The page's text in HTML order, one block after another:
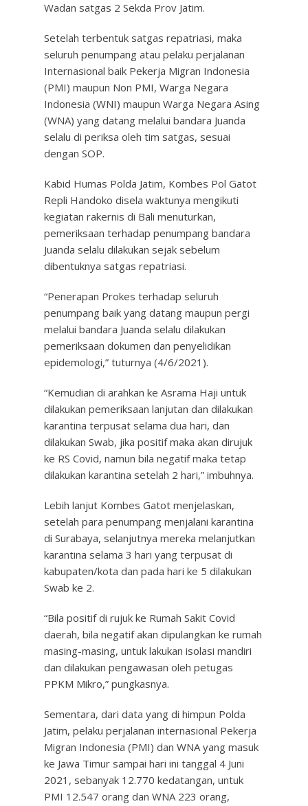
Wadan satgas 2 Sekda Prov Jatim.
Setelah terbentuk satgas repatriasi, maka
seluruh penumpang atau pelaku perjalanan
Internasional baik Pekerja Migran Indonesia
(PMI) maupun Non PMI, Warga Negara
Indonesia (WNI) maupun Warga Negara Asing
(WNA) yang datang melalui bandara Juanda
selalu di periksa oleh tim satgas, sesuai
dengan SOP.
Kabid Humas Polda Jatim, Kombes Pol Gatot
Repli Handoko disela waktunya mengikuti
kegiatan rakernis di Bali menuturkan,
pemeriksaan terhadap penumpang bandara
Juanda selalu dilakukan sejak sebelum
dibentuknya satgas repatriasi.
“Penerapan Prokes terhadap seluruh
penumpang baik yang datang maupun pergi
melalui bandara Juanda selalu dilakukan
pemeriksaan dokumen dan penyelidikan
epidemologi,” tuturnya (4/6/2021).
“Kemudian di arahkan ke Asrama Haji untuk
dilakukan pemeriksaan lanjutan dan dilakukan
karantina terpusat selama dua hari, dan
dilakukan Swab, jika positif maka akan dirujuk
ke RS Covid, namun bila negatif maka tetap
dilakukan karantina setelah 2 hari,” imbuhnya.
Lebih lanjut Kombes Gatot menjelaskan,
setelah para penumpang menjalani karantina
di Surabaya, selanjutnya mereka melanjutkan
karantina selama 3 hari yang terpusat di
kabupaten/kota dan pada hari ke 5 dilakukan
Swab ke 2.
“Bila positif di rujuk ke Rumah Sakit Covid
daerah, bila negatif akan dipulangkan ke rumah
masing-masing, untuk lakukan isolasi mandiri
dan dilakukan pengawasan oleh petugas
PPKM Mikro,” pungkasnya.
Sementara, dari data yang di himpun Polda
Jatim, pelaku perjalanan internasional Pekerja
Migran Indonesia (PMI) dan WNA yang masuk
ke Jawa Timur sampai hari ini tanggal 4 Juni
2021, sebanyak 12.770 kedatangan, untuk
PMI 12.547 orang dan WNA 223 orang,